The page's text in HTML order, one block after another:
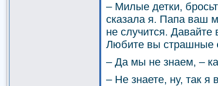
– Милые детки,
сказала я. Папа ваш
не случится. Давайте
Любите вы страшные
– Да мы не знаем, –
– Не знаете, ну, так я